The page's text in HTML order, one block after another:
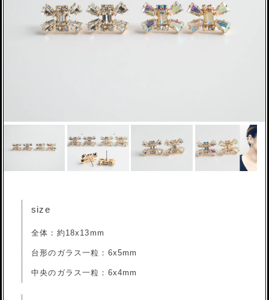
size
全体：約18x13mm
台形のガラス一粒：6x5mm
中央のガラス一粒：6x4mm